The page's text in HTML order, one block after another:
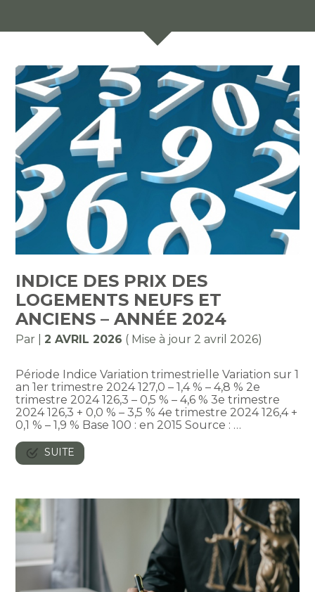
INDICE DES PRIX DES
LOGEMENTS NEUFS ET
ANCIENS – ANNÉE 2024
Par |2 AVRIL 2026 ( Mise à jour 2 avril 2026)
Période Indice Variation trimestrielle Variation sur 1
an 1er trimestre 2024 127,0 – 1,4 % – 4,8 % 2e
trimestre 2024 126,3 – 0,5 % – 4,6 % 3e trimestre
2024 126,3 + 0,0 % – 3,5 % 4e trimestre 2024 126,4 +
0,1 % – 1,9 % Base 100 : en 2015 Source : …
SUITE